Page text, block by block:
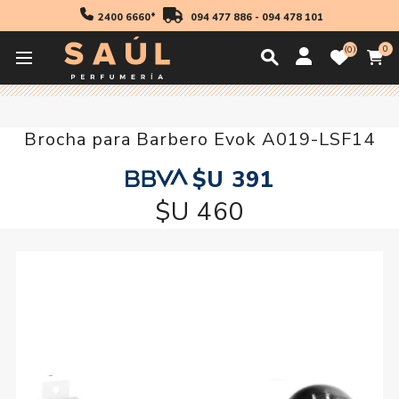
2400 6660* 094 477 886- 094 478 101
0 0
Accesorios Brocha para Barbero Evok A019-LSF14
Brocha para Barbero Evok A019-LSF14
$U 391
$U 460